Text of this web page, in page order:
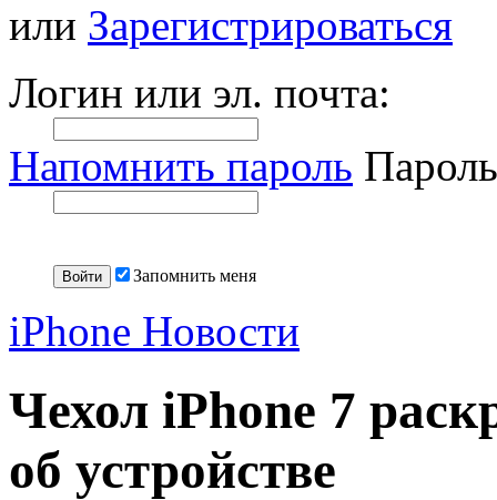
или Зарегистрироваться
Логин или эл. почта:
Напомнить пароль
Запомнить меня
iPhone Новости
Чехол iPhone 7
об устройстве